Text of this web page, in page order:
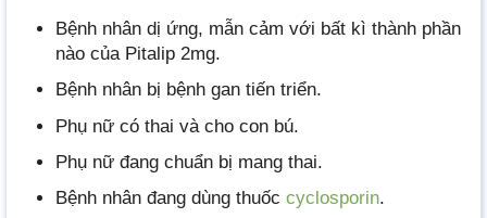
Bệnh nhân dị ứng, mẫn cảm với bất kì thành phần
nào của Pitalip 2mg.
Bệnh nhân bị bệnh gan tiến triển.
Phụ nữ có thai và cho con bú.
Phụ nữ đang chuẩn bị mang thai.
Bệnh nhân đang dùng thuốc cyclosporin.